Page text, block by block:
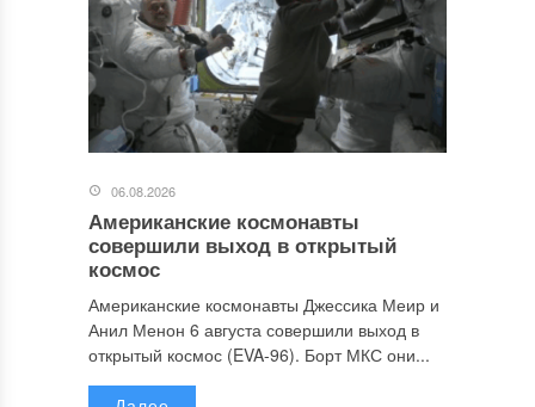
06.08.2026
Американские космонавты
совершили выход в открытый
космос
Американские космонавты Джессика Меир и
Анил Менон 6 августа совершили выход в
открытый космос (EVA-96). Борт МКС они...